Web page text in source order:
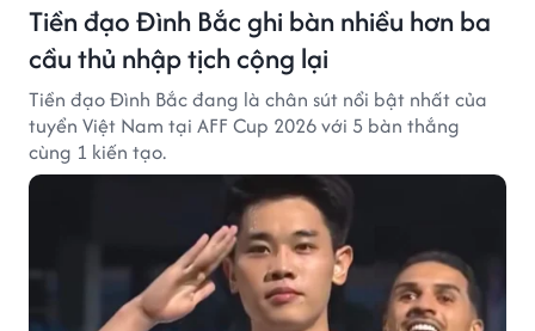
Tiền đạo Đình Bắc ghi bàn nhiều hơn ba
cầu thủ nhập tịch cộng lại
Tiền đạo Đình Bắc đang là chân sút nổi bật nhất của
tuyển Việt Nam tại AFF Cup 2026 với 5 bàn thắng
cùng 1 kiến tạo.